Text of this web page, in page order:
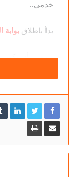
خدمي..
بدأ باطلاق
ونتمنى أن تكون
يكون الأكبر من
ونسأل الله أن
ونسألكم ألا
من الشباب
والفكري وتمويله